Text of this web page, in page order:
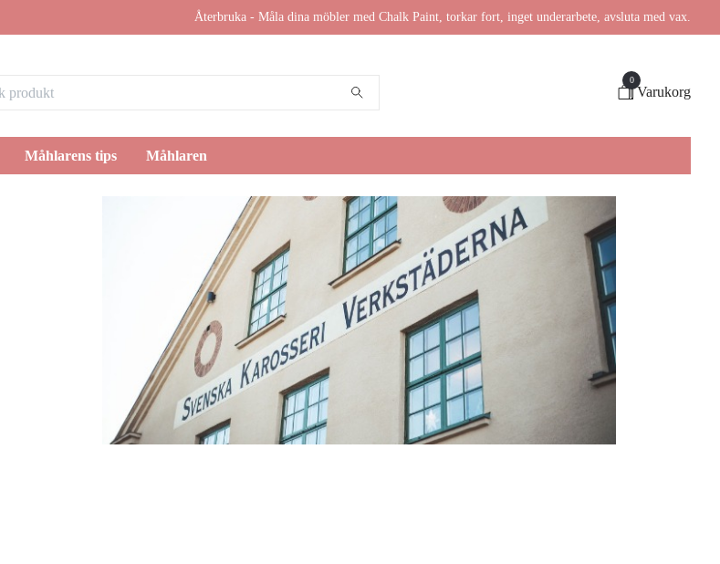
Återbruka - Måla dina möbler med Chalk Paint, torkar fort, inget underarbete, avsluta med vax.
0
Varukorg
Måhlarens tips Måhlaren